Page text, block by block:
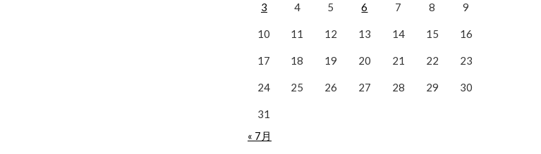
3 4 5 6 7 8 9
10 11 12 13 14 15 16
17 18 19 20 21 22 23
24 25 26 27 28 29 30
31
« 7月